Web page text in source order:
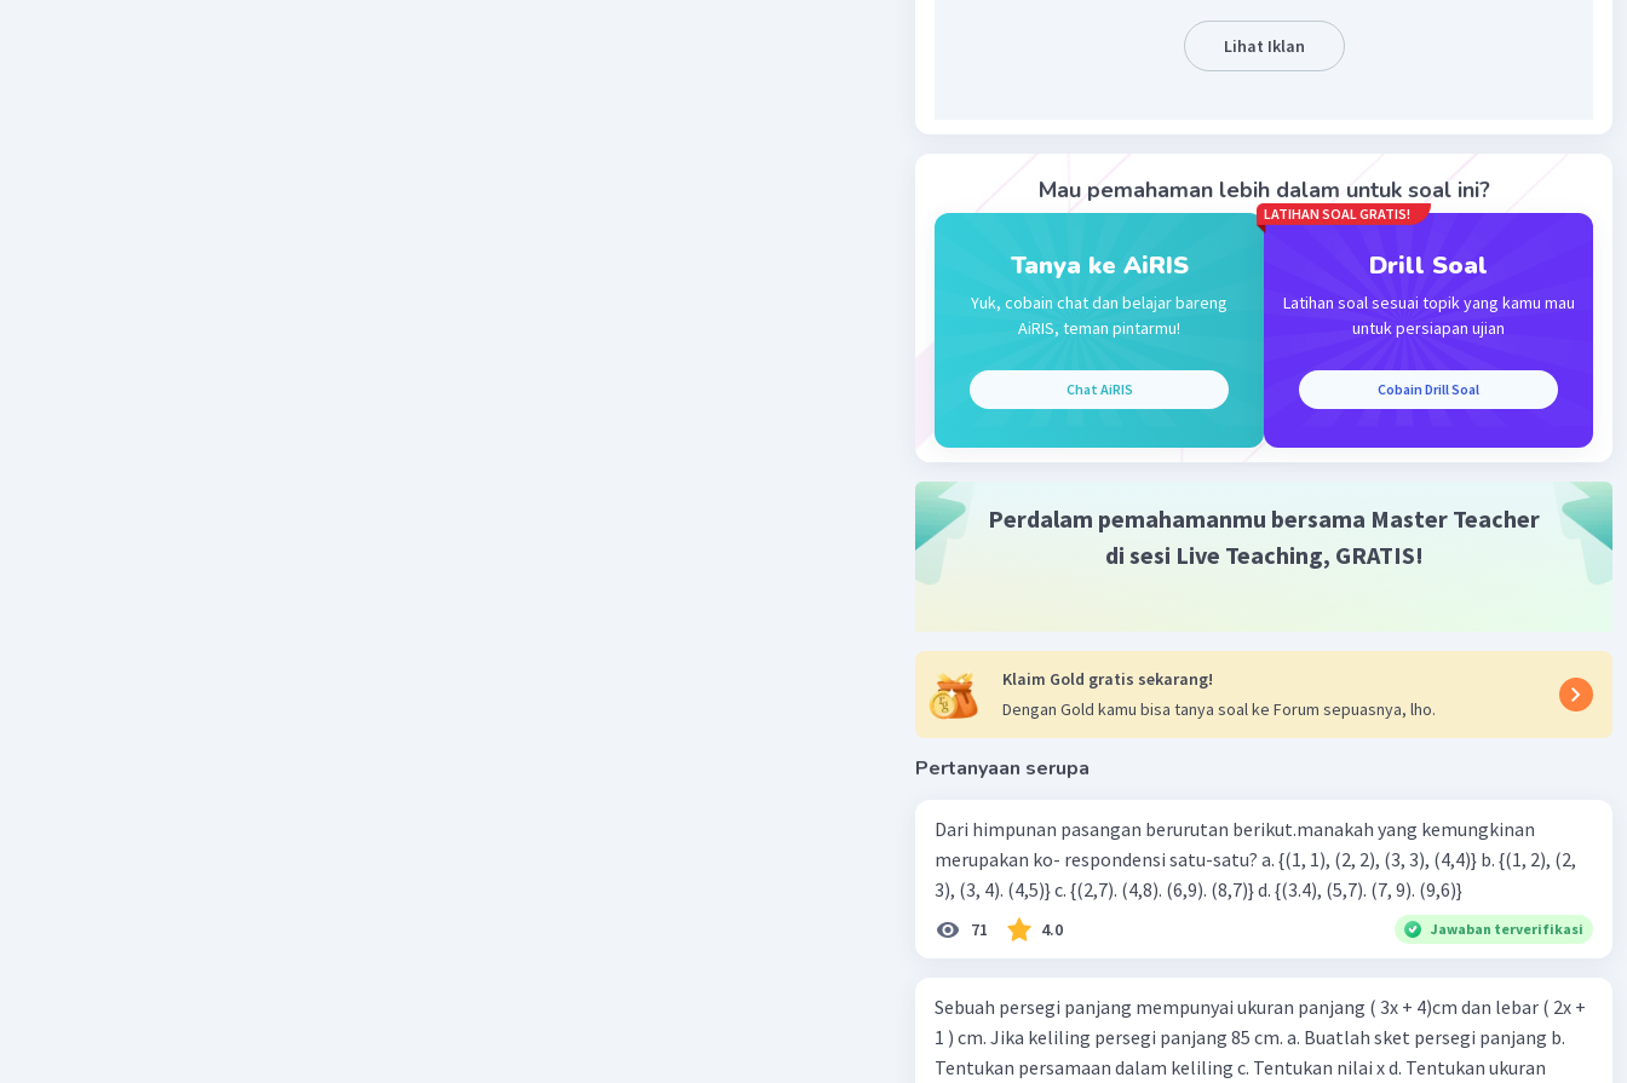
Tentukanlah hasil pemangkatan bilangan berikut ini!
Beri Rating
Lihat Iklan
Mau pemahaman lebih dalam untuk soal ini?
Tanya ke AiRIS
Yuk, cobain chat dan belajar bareng
AiRIS, teman pintarmu!
Chat AiRIS
LATIHAN SOAL GRATIS!
Drill Soal
Latihan soal sesuai topik yang kamu mau
untuk persiapan ujian
Cobain Drill Soal
Perdalam pemahamanmu bersama Master Teacher
di sesi Live Teaching, GRATIS!
Klaim Gold gratis sekarang!
Dengan Gold kamu bisa tanya soal ke Forum sepuasnya, lho.
Pertanyaan serupa
Dari himpunan pasangan berurutan berikut.manakah yang kemungkinan
merupakan ko- respondensi satu-satu? a. {(1, 1), (2, 2), (3, 3), (4,4)} b. {(1, 2), (2,
3), (3, 4). (4,5)} c. {(2,7). (4,8). (6,9). (8,7)} d. {(3.4), (5,7). (7, 9). (9,6)}
71 4.0 Jawaban terverifikasi
Sebuah persegi panjang mempunyai ukuran panjang ( 3x + 4)cm dan lebar ( 2x +
1 ) cm. Jika keliling persegi panjang 85 cm. a. Buatlah sket persegi panjang b.
Tentukan persamaan dalam keliling c. Tentukan nilai x d. Tentukan ukuran